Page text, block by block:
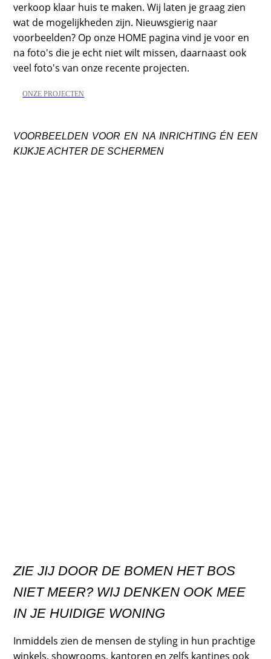
verkoop klaar huis te maken. Wij laten je graag zien
wat de mogelijkheden zijn. Nieuwsgierig naar
voorbeelden? Op onze HOME pagina vind je voor en
na foto's die je echt niet wilt missen, daarnaast ook
veel foto's van onze recente projecten.
ONZE PROJECTEN
VOORBEELDEN VOOR EN NA INRICHTING ÉN EEN
KIJKJE ACHTER DE SCHERMEN
ZIE JIJ DOOR DE BOMEN HET BOS
NIET MEER? WIJ DENKEN OOK MEE
IN JE HUIDIGE WONING
Inmiddels zien de mensen de styling in hun prachtige
winkels, showrooms, kantoren en zelfs kantines ook